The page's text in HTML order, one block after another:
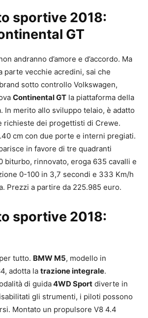
sportive 2018:
GT
andranno d’amore e d’accordo. Ma
parte vecchie acredini, sai che
sotto controllo Volkswagen,
Continental GT la piattaforma della
In merito allo sviluppo telaio, è adatto
richieste dei progettisti di Crewe.
cm con due porte e interni pregiati.
in favore di tre quadranti
biturbo, rinnovato, eroga 635 cavalli e
0-100 in 3,7 secondi e 333 Km/h
Prezzi a partire da 225.985 euro.
sportive 2018:
tutto. BMW M5, modello in
adotta la trazione integrale.
di guida4WD Sport diverte in
gli strumenti, i piloti possono
Montato un propulsore V8 4.4